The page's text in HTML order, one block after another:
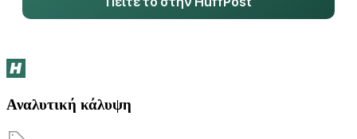
Αναλυτική κάλυψη